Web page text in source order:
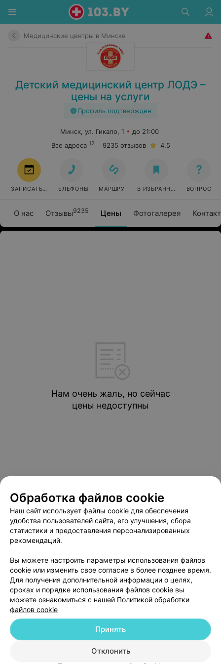
Медицинские центры в Минске
Детский медицинский центр ЛОДЭ –
цены на услуги
Профиль подтвержден
О нас Отзывы9235 Цены Фотогалерея
Минск, ул. Гикало, 1
до 21:00
Все адреса 12 9235 отзывов 4.5
ЗАПИСАТЬСЯ ТЕЛЕФОНЫ МАРШРУТ В ИЗБРАННОЕ ВОПРОС
Нам очень жаль, но сейчас
цены недоступны
Медицинский маркетинг
Публичный договор
Пользовательское соглашение
Способы оплаты
Вакансии
Партнеры
Написать в поддержку
Персональные настройки cookie
Обработка персональных данных
Обработка файлов cookie
Наш сайт использует файлы cookie для обеспечения
удобства пользователей сайта, его улучшения, сбора
статистики и предоставления персонализированных
рекомендаций.
Вы можете настроить параметры использования файлов
cookie или изменить свое согласие в более позднее время.
Для получения дополнительной информации о целях,
сроках и порядке использования файлов cookie вы
можете ознакомиться с нашей Политикой обработки
файлов cookie
Отклонить
Принять